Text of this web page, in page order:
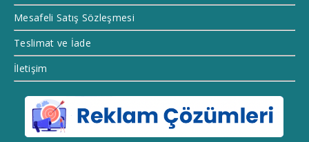
Mesafeli Satış Sözleşmesi
Teslimat ve İade
İletişim